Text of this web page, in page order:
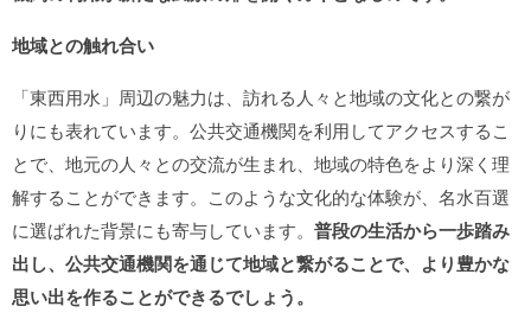
地域との触れ合い
「東西用水」周辺の魅力は、訪れる人々と地域の文化との繋が
りにも表れています。公共交通機関を利用してアクセスするこ
とで、地元の人々との交流が生まれ、地域の特色をより深く理
解することができます。このような文化的な体験が、名水百選
に選ばれた背景にも寄与しています。 普段の生活から一歩踏み
出し、公共交通機関を通じて地域と繋がることで、より豊かな
思い出を作ることができるでしょう。